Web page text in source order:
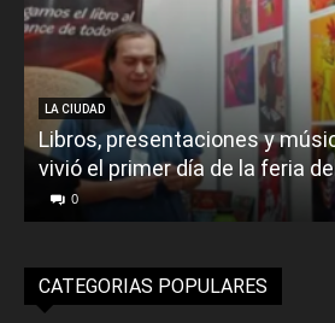
LA CIUDAD
Libros, presentaciones y
vivió el primer día de la feria
0
CATEGORIAS POPULARES